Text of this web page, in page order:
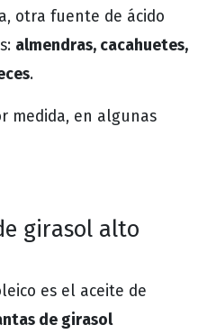
otra fuente de ácido
almendras, cacahuetes,
.
medida, en algunas
girasol alto
es el aceite de
de girasol